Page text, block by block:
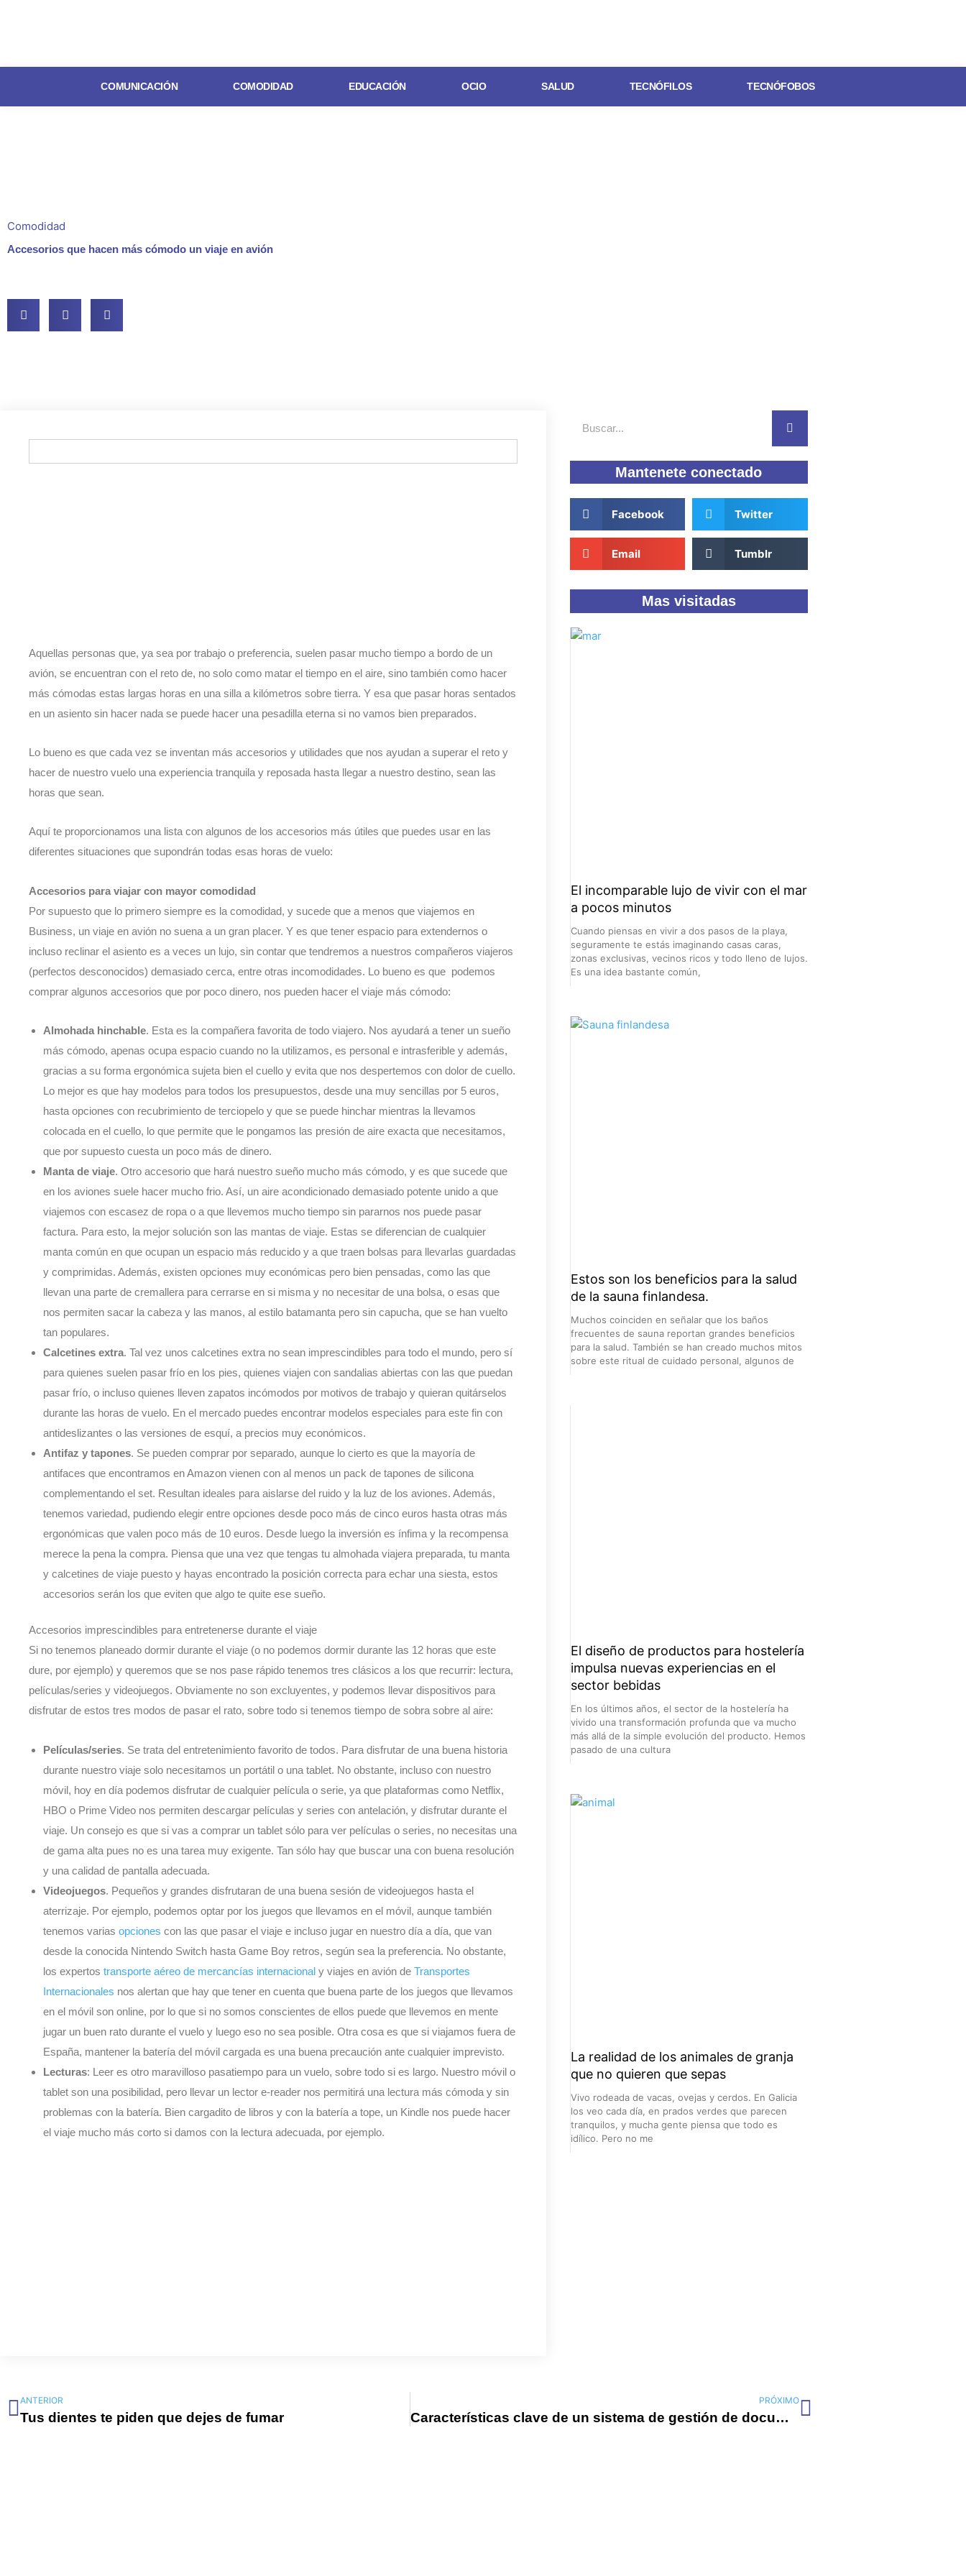
COMUNICACIÓN COMODIDAD EDUCACIÓN OCIO SALUD TECNÓFILOS TECNÓFOBOS
Comodidad
Accesorios que hacen más cómodo un viaje en avión
Aquellas personas que, ya sea por trabajo o preferencia, suelen pasar mucho tiempo a bordo de un
avión, se encuentran con el reto de, no solo como matar el tiempo en el aire, sino también como hacer
más cómodas estas largas horas en una silla a kilómetros sobre tierra. Y esa que pasar horas sentados
en un asiento sin hacer nada se puede hacer una pesadilla eterna si no vamos bien preparados.
Lo bueno es que cada vez se inventan más accesorios y utilidades que nos ayudan a superar el reto y
hacer de nuestro vuelo una experiencia tranquila y reposada hasta llegar a nuestro destino, sean las
horas que sean.
Aquí te proporcionamos una lista con algunos de los accesorios más útiles que puedes usar en las
diferentes situaciones que supondrán todas esas horas de vuelo:
Accesorios para viajar con mayor comodidad
Por supuesto que lo primero siempre es la comodidad, y sucede que a menos que viajemos en
Business, un viaje en avión no suena a un gran placer. Y es que tener espacio para extendernos o
incluso reclinar el asiento es a veces un lujo, sin contar que tendremos a nuestros compañeros viajeros
(perfectos desconocidos) demasiado cerca, entre otras incomodidades. Lo bueno es que podemos
comprar algunos accesorios que por poco dinero, nos pueden hacer el viaje más cómodo:
Almohada hinchable. Esta es la compañera favorita de todo viajero. Nos ayudará a tener un sueño
más cómodo, apenas ocupa espacio cuando no la utilizamos, es personal e intrasferible y además,
gracias a su forma ergonómica sujeta bien el cuello y evita que nos despertemos con dolor de cuello.
Lo mejor es que hay modelos para todos los presupuestos, desde una muy sencillas por 5 euros,
hasta opciones con recubrimiento de terciopelo y que se puede hinchar mientras la llevamos
colocada en el cuello, lo que permite que le pongamos las presión de aire exacta que necesitamos,
que por supuesto cuesta un poco más de dinero.
Manta de viaje. Otro accesorio que hará nuestro sueño mucho más cómodo, y es que sucede que
en los aviones suele hacer mucho frio. Así, un aire acondicionado demasiado potente unido a que
viajemos con escasez de ropa o a que llevemos mucho tiempo sin pararnos nos puede pasar
factura. Para esto, la mejor solución son las mantas de viaje. Estas se diferencian de cualquier
manta común en que ocupan un espacio más reducido y a que traen bolsas para llevarlas guardadas
y comprimidas. Además, existen opciones muy económicas pero bien pensadas, como las que
llevan una parte de cremallera para cerrarse en si misma y no necesitar de una bolsa, o esas que
nos permiten sacar la cabeza y las manos, al estilo batamanta pero sin capucha, que se han vuelto
tan populares.
Calcetines extra. Tal vez unos calcetines extra no sean imprescindibles para todo el mundo, pero sí
para quienes suelen pasar frío en los pies, quienes viajen con sandalias abiertas con las que puedan
pasar frío, o incluso quienes lleven zapatos incómodos por motivos de trabajo y quieran quitárselos
durante las horas de vuelo. En el mercado puedes encontrar modelos especiales para este fin con
antideslizantes o las versiones de esquí, a precios muy económicos.
Antifaz y tapones. Se pueden comprar por separado, aunque lo cierto es que la mayoría de
antifaces que encontramos en Amazon vienen con al menos un pack de tapones de silicona
complementando el set. Resultan ideales para aislarse del ruido y la luz de los aviones. Además,
tenemos variedad, pudiendo elegir entre opciones desde poco más de cinco euros hasta otras más
ergonómicas que valen poco más de 10 euros. Desde luego la inversión es ínfima y la recompensa
merece la pena la compra. Piensa que una vez que tengas tu almohada viajera preparada, tu manta
y calcetines de viaje puesto y hayas encontrado la posición correcta para echar una siesta, estos
accesorios serán los que eviten que algo te quite ese sueño.
Accesorios imprescindibles para entretenerse durante el viaje
Si no tenemos planeado dormir durante el viaje (o no podemos dormir durante las 12 horas que este
dure, por ejemplo) y queremos que se nos pase rápido tenemos tres clásicos a los que recurrir: lectura,
películas/series y videojuegos. Obviamente no son excluyentes, y podemos llevar dispositivos para
disfrutar de estos tres modos de pasar el rato, sobre todo si tenemos tiempo de sobra sobre al aire:
Películas/series. Se trata del entretenimiento favorito de todos. Para disfrutar de una buena historia
durante nuestro viaje solo necesitamos un portátil o una tablet. No obstante, incluso con nuestro
móvil, hoy en día podemos disfrutar de cualquier película o serie, ya que plataformas como Netflix,
HBO o Prime Video nos permiten descargar películas y series con antelación, y disfrutar durante el
viaje. Un consejo es que si vas a comprar un tablet sólo para ver películas o series, no necesitas una
de gama alta pues no es una tarea muy exigente. Tan sólo hay que buscar una con buena resolución
y una calidad de pantalla adecuada.
Videojuegos. Pequeños y grandes disfrutaran de una buena sesión de videojuegos hasta el
aterrizaje. Por ejemplo, podemos optar por los juegos que llevamos en el móvil, aunque también
tenemos varias opciones con las que pasar el viaje e incluso jugar en nuestro día a día, que van
desde la conocida Nintendo Switch hasta Game Boy retros, según sea la preferencia. No obstante,
los expertos transporte aéreo de mercancías internacional y viajes en avión de Transportes
Internacionales nos alertan que hay que tener en cuenta que buena parte de los juegos que llevamos
en el móvil son online, por lo que si no somos conscientes de ellos puede que llevemos en mente
jugar un buen rato durante el vuelo y luego eso no sea posible. Otra cosa es que si viajamos fuera de
España, mantener la batería del móvil cargada es una buena precaución ante cualquier imprevisto.
Lecturas: Leer es otro maravilloso pasatiempo para un vuelo, sobre todo si es largo. Nuestro móvil o
tablet son una posibilidad, pero llevar un lector e-reader nos permitirá una lectura más cómoda y sin
problemas con la batería. Bien cargadito de libros y con la batería a tope, un Kindle nos puede hacer
el viaje mucho más corto si damos con la lectura adecuada, por ejemplo.
Mantenete conectado
Facebook Twitter
Email Tumblr
Mas visitadas
El incomparable lujo de vivir con el mar
a pocos minutos
Cuando piensas en vivir a dos pasos de la playa,
seguramente te estás imaginando casas caras,
zonas exclusivas, vecinos ricos y todo lleno de lujos.
Es una idea bastante común,
Estos son los beneficios para la salud
de la sauna finlandesa.
Muchos coinciden en señalar que los baños
frecuentes de sauna reportan grandes beneficios
para la salud. También se han creado muchos mitos
sobre este ritual de cuidado personal, algunos de
El diseño de productos para hostelería
impulsa nuevas experiencias en el
sector bebidas
En los últimos años, el sector de la hostelería ha
vivido una transformación profunda que va mucho
más allá de la simple evolución del producto. Hemos
pasado de una cultura
La realidad de los animales de granja
que no quieren que sepas
Vivo rodeada de vacas, ovejas y cerdos. En Galicia
los veo cada día, en prados verdes que parecen
tranquilos, y mucha gente piensa que todo es
idílico. Pero no me
Ant
ANTERIOR
Tus dientes te piden que dejes de fumar
PRÓXIMO
Características clave de un sistema de gestión de documentos ISO online
Siguiente